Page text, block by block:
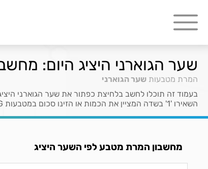
שער הגוארני היציג היום:
המרת מטבעות שער הגוארני
בעמוד זה תוכלו לחשב בלחיצת כפתור את שער הגוארני
השאירו '1' בשדה המציין את הכמות או הזינו סכום במטבעות PYG לקבלת ערכם ב- ILS.
מחשבון המרת מטבע לפי השער היציג